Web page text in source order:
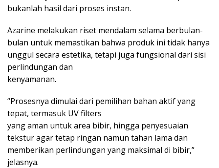
bukanlah hasil dari proses instan.
Azarine melakukan riset mendalam selama berbulan-
bulan untuk memastikan bahwa produk ini tidak hanya
unggul secara estetika, tetapi juga fungsional dari sisi
perlindungan dan
kenyamanan.
“Prosesnya dimulai dari pemilihan bahan aktif yang
tepat, termasuk UV filters
yang aman untuk area bibir, hingga penyesuaian
tekstur agar tetap ringan namun tahan lama dan
memberikan perlindungan yang maksimal di bibir,”
jelasnya.